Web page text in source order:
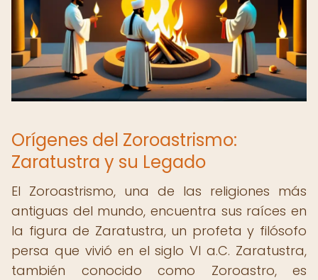
Orígenes del Zoroastrismo:
Zaratustra y su Legado
El Zoroastrismo, una de las religiones más
antiguas del mundo, encuentra sus raíces en
la figura de Zaratustra, un profeta y filósofo
persa que vivió en el siglo VI a.C. Zaratustra,
también conocido como Zoroastro, es